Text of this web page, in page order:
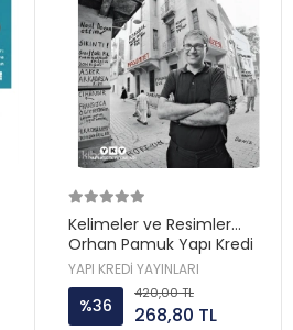
Kelimeler ve Resimler
Orhan Pamuk Yapı Kredi
YAPI KREDİ YAYINLARI
%36
420,00 TL
268,80 TL